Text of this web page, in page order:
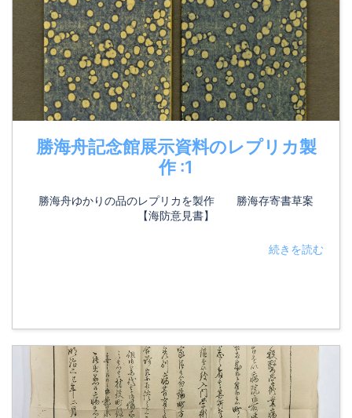
勝海舟記念館展示資料のレプリカ製
作 :1
勝海舟ゆかりの品のレプリカを製作 勝海存寄書草案
【海防意見書】
続きを読む